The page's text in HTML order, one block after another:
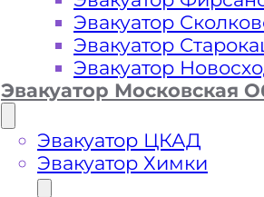
Эвакуатор
Эвакуатор
Эвакуатор
Эвакуатор Московская
Эвакуатор ЦКАД
Эвакуатор Химки